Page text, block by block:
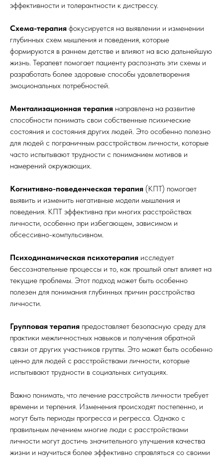
эффективности и толерантности к дистрессу.
Схема-терапия фокусируется на выявлении и изменении
глубинных схем мышления и поведения, которые
формируются в раннем детстве и влияют на всю дальнейшую
жизнь. Терапевт помогает пациенту распознать эти схемы и
разработать более здоровые способы удовлетворения
эмоциональных потребностей.
Ментализационная терапия направлена на развитие
способности понимать свои собственные психические
состояния и состояния других людей. Это особенно полезно
для людей с пограничным расстройством личности, которые
часто испытывают трудности с пониманием мотивов и
намерений окружающих.
Когнитивно-поведенческая терапия (КПТ) помогает
выявить и изменить негативные модели мышления и
поведения. КПТ эффективна при многих расстройствах
личности, особенно при избегающем, зависимом и
обсессивно-компульсивном.
Психодинамическая психотерапия исследует
бессознательные процессы и то, как прошлый опыт влияет на
текущие проблемы. Этот подход может быть особенно
полезен для понимания глубинных причин расстройства
личности.
Групповая терапия предоставляет безопасную среду для
практики межличностных навыков и получения обратной
связи от других участников группы. Это может быть особенно
ценно для людей с расстройствами личности, которые
испытывают трудности в социальных ситуациях.
Важно понимать, что лечение расстройств личности требует
времени и терпения. Изменения происходят постепенно, и
могут быть периоды прогресса и регресса. Однако с
правильным лечением многие люди с расстройствами
личности могут достичь значительного улучшения качества
жизни и научиться более эффективно справляться со своими